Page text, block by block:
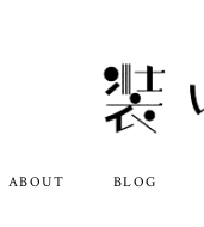
ABOUT BLOG